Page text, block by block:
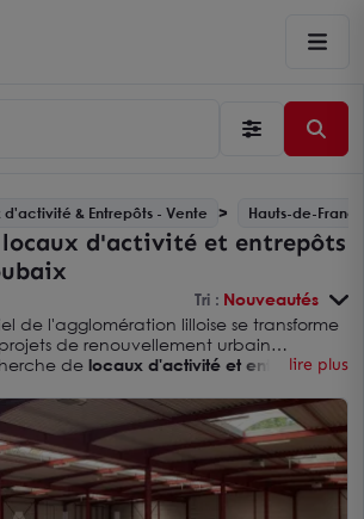
d'activité & Entrepôts - Vente Hauts-de-
locaux d'activité et entrepôts
Tri : Nouveautés
de l'agglomération lilloise se transforme
de renouvellement urbain
de locaux d'activité et entrepôts en
textiles et de développement de
Ce territoire du versant Nord-Est
géographique stratégique au sein
Nord. Les zones d'activités historiques
des programmes neufs adaptés aux
contemporaines.
lire plus